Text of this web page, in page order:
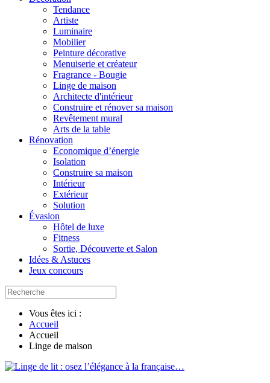
Tendance
Artiste
Luminaire
Mobilier
Peinture décorative
Menuiserie et créateur
Fragrance - Bougie
Linge de maison
Architecte d'intérieur
Construire et rénover sa maison
Revêtement mural
Arts de la table
Rénovation
Economique d’énergie
Isolation
Construire sa maison
Intérieur
Extérieur
Solution
Évasion
Hôtel de luxe
Fitness
Sortie, Découverte et Salon
Idées & Astuces
Jeux concours
Vous êtes ici :
Accueil
Accueil
Linge de maison